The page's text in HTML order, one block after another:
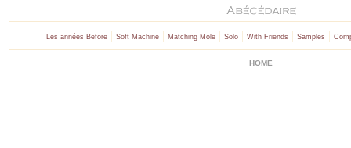
Les années Before | Soft Machine | Matching Mole | Solo | With Friends | Samples |
HOME